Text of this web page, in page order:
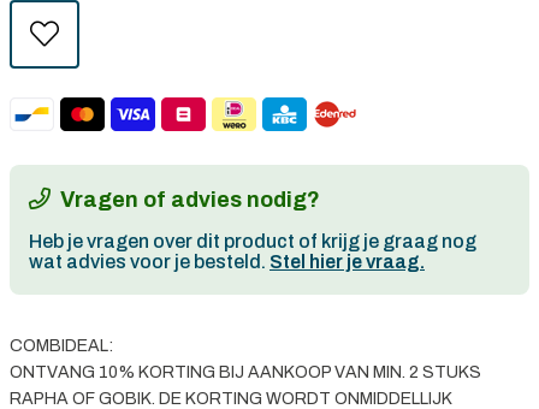
Vragen of advies nodig?
Heb je vragen over dit product of krijg je graag nog
wat advies voor je besteld. Stel hier je vraag.
COMBIDEAL:
ONTVANG 10% KORTING BIJ AANKOOP VAN MIN. 2 STUKS
RAPHA OF GOBIK. DE KORTING WORDT ONMIDDELLIJK